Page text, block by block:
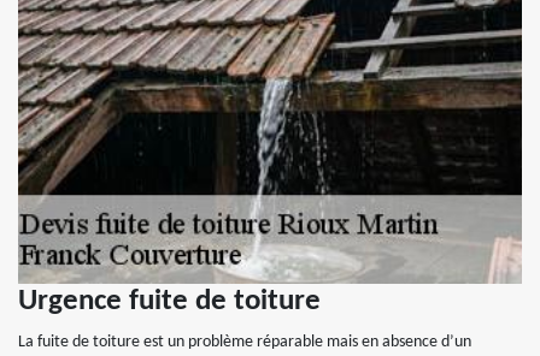
Urgence fuite de toiture
La fuite de toiture est un problème réparable mais en absence d’un